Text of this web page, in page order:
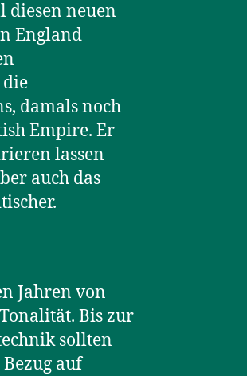
diesen neuen
England
damals noch
Empire. Er
lassen
auch das
Jahren von
Bis zur
sollten
auf